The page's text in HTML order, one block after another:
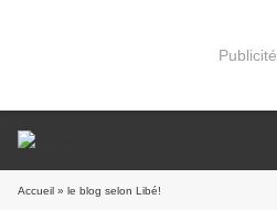
Publicité
Accueil » le blog selon Libé!